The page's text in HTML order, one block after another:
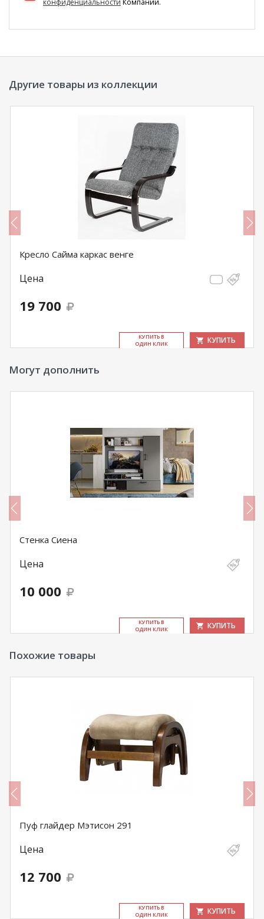
конфиденциальности Компании.
Другие товары из коллекции
Кресло Сайма каркас венге
Цена
19 700
КУ­ПИТЬ В
ОДИН КЛИК
КУПИТЬ
Могут дополнить
Стенка Сиена
Цена
10 000
КУ­ПИТЬ В
ОДИН КЛИК
КУПИТЬ
Похожие товары
Пуф глайдер Мэтисон 291
Цена
12 700
КУ­ПИТЬ В
ОДИН КЛИК
КУПИТЬ